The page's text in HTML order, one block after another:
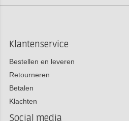
Klantenservice
Bestellen en leveren
Retourneren
Betalen
Klachten
Social media